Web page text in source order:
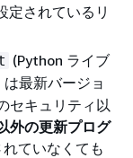
定されているリ
(Python ライブ
は最新バージョ
セキュリティ以
外の更新プログ
ていなくても